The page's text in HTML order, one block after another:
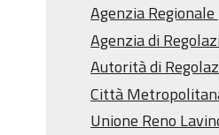
Agenzia
Agenzia di
Autorità di
Città
Unione Reno